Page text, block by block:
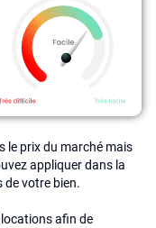
le prix du marché mais
appliquer dans la
de votre bien.
locations afin de